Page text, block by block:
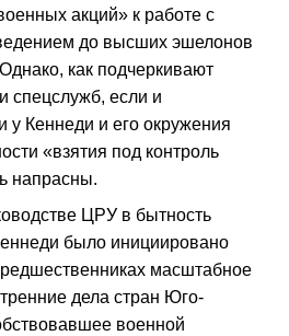
акций» к работе с
до высших эшелонов
как подчеркивают
спецслужб, если и
у Кеннеди и его окружения
«взятия под контроль
напрасны.
ЦРУ в бытность
было инициировано
масштабное
дела стран Юго-
военной